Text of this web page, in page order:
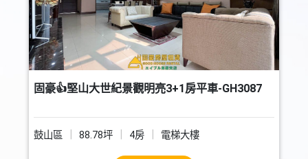
固豪👍堅山大世紀景觀明亮3+1房平車-GH3087
鼓山區 88.78坪 4房 電梯大樓